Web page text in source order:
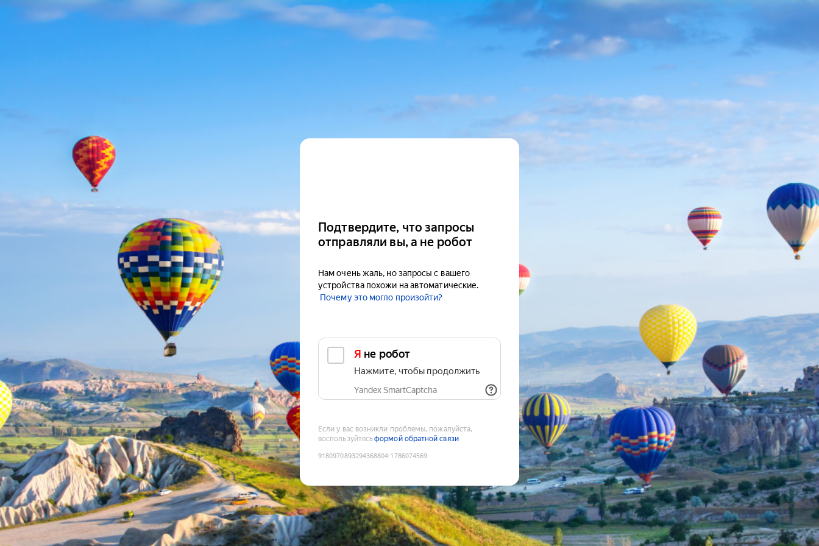
Подтвердите, что запросы
отправляли вы, а не робот
Нам очень жаль, но запросы с вашего
устройства похожи на автоматические.
Почему это могло произойти?
Я не робот
Нажмите, чтобы продолжить
Yandex SmartCaptcha
Если у вас возникли проблемы, пожалуйста,
воспользуйтесьформой обратной связи
9180970893294368804:1786074569